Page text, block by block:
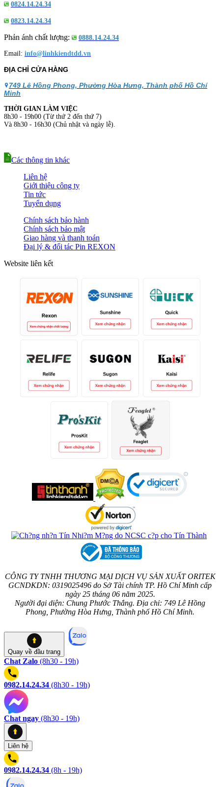
0824.14.24.34
0823.14.24.34
Phản ánh chất lượng: 0888.14.24.34
Email: info@linhkiendtdd.vn
ĐỊA CHỈ CỬA HÀNG
749 Lê Hồng Phong, Phường Hòa Hưng, Thành phố Hồ Chí
Minh
THỜI GIAN LÀM VIỆC
8h30 - 19h00 (Từ thứ 2 đến thứ 7)
Và 8h30 - 16h30 (Chủ nhật và ngày lễ).
Các thông tin khác
Liên hệ
Giới thiệu công ty
Tin tức
Tuyển dụng
Chính sách bảo hành
Chính sách bảo mật
Giao hàng và thanh toán
Đại lý & đối tác Pin REXON
Website liên kết
CÔNG TY TNHH THƯƠNG MẠI DỊCH VỤ SẢN XUẤT ORITEK
GCNDKDN: 0319025496 do Sở Tài chính TP. Hồ Chí Minh cấp
ngày 25 tháng 06 năm 2025.
Người đại diện: Chung Phước Thắng. Địa chỉ: 749 Lê Hồng
Phong, Phường Hòa Hưng, Thành phố Hồ Chí Minh.
Quay về đầu trang
Chat Zalo (8h30 - 19h)
0982.14.24.34 (8h30 - 19h)
Chat ngay (8h30 - 19h)
Liên hệ
0982.14.24.34 (8h - 19h)